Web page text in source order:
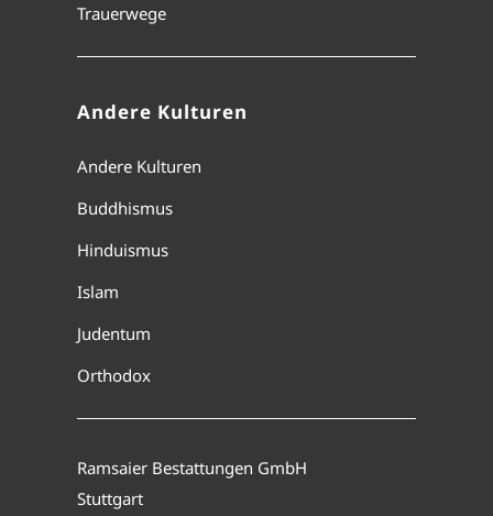
Trauerwege
Andere Kulturen
Andere Kulturen
Buddhismus
Hinduismus
Islam
Judentum
Orthodox
Ramsaier Bestattungen GmbH
Stuttgart